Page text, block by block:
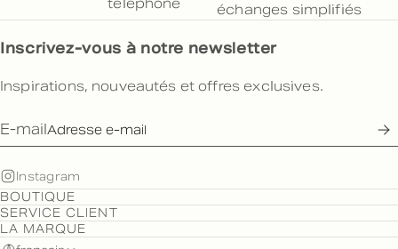
téléphone
échanges simplifiés
Inscrivez-vous à notre newsletter
Inspirations, nouveautés et offres exclusives.
E-mail
Instagram
BOUTIQUE
SERVICE CLIENT
LA MARQUE